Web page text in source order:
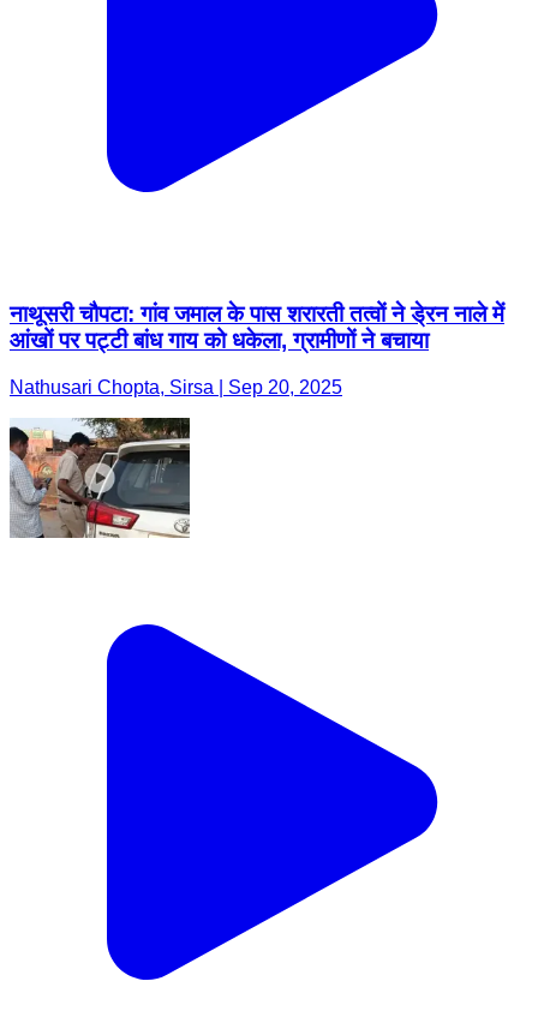
नाथूसरी चौपटा: गांव जमाल के पास शरारती तत्वों ने डे्रन नाले में
आंखों पर पट्टी बांध गाय को धकेला, ग्रामीणों ने बचाया
Nathusari Chopta, Sirsa | Sep 20, 2025